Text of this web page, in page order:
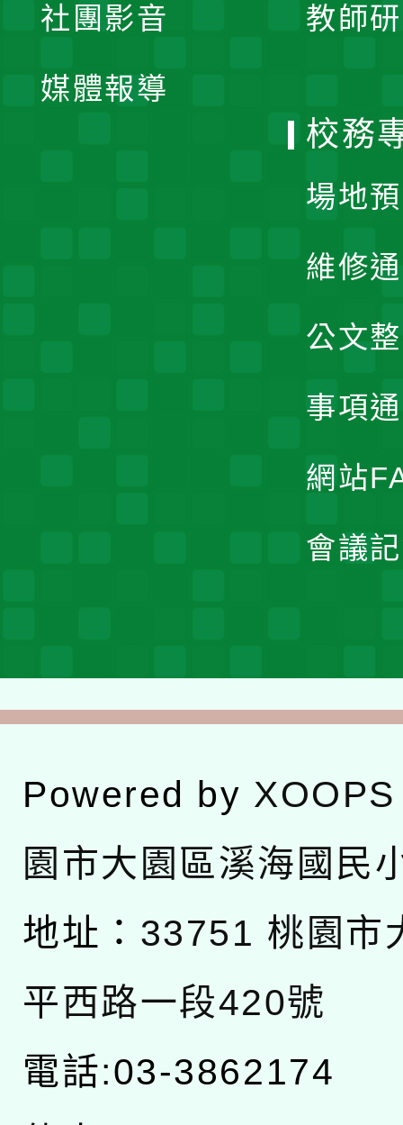
教師
社團影音
媒體報導
校務
場地
維修
公文
事項
網站
會議
Powered by XOOPS
園市大園區溪海國民
地址： 33751 桃園市
平西路一段420號
電話:03-3862174